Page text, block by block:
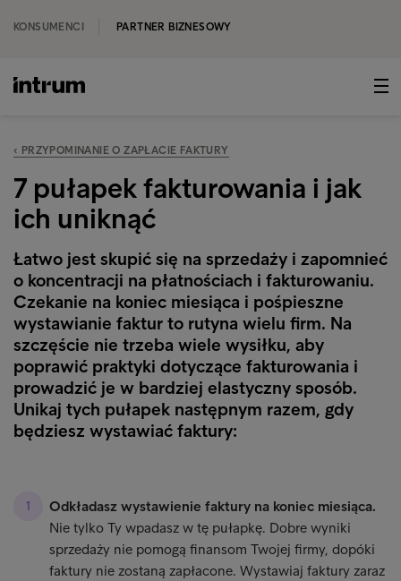
KONSUMENCI PARTNER BIZNESOWY
‹ PRZYPOMINANIE O ZAPŁACIE FAKTURY
7 pułapek fakturowania i jak
ich uniknąć
Łatwo jest skupić się na sprzedaży i zapomnieć
o koncentracji na płatnościach i fakturowaniu.
Czekanie na koniec miesiąca i pośpieszne
wystawianie faktur to rutyna wielu firm. Na
szczęście nie trzeba wiele wysiłku, aby
poprawić praktyki dotyczące fakturowania i
prowadzić je w bardziej elastyczny sposób.
Unikaj tych pułapek następnym razem, gdy
będziesz wystawiać faktury:
Odkładasz wystawienie faktury na koniec miesiąca.
Nie tylko Ty wpadasz w tę pułapkę. Dobre wyniki
sprzedaży nie pomogą finansom Twojej firmy, dopóki
faktury nie zostaną zapłacone. Wystawiaj faktury zaraz